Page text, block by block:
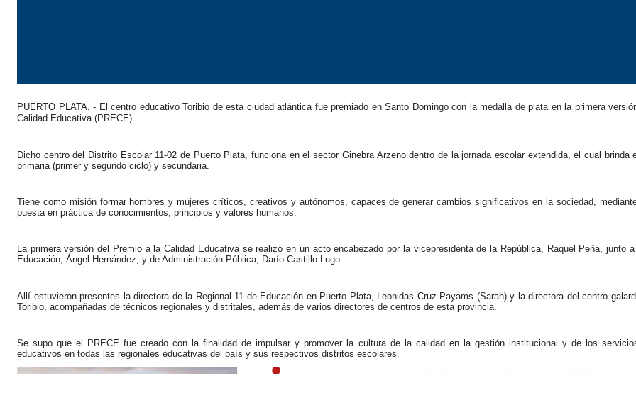
PUERTO PLATA. - El centro educativo Toribio de esta ciudad atlántica fue premiado en Santo Domingo con la medalla de plata en la primera
Calidad Educativa (PRECE).
Dicho centro del Distrito Escolar 11-02 de Puerto Plata, funciona en el sector Ginebra Arzeno dentro de la jornada escolar extendida, el cual brinda
primaria (primer y segundo ciclo) y secundaria.
Tiene como misión formar hombres y mujeres críticos, creativos y autónomos, capaces de generar cambios significativos en la sociedad,
puesta en práctica de conocimientos, principios y valores humanos.
La primera versión del Premio a la Calidad Educativa se realizó en un acto encabezado por la vicepresidenta de la República, Raquel Peña, junto
Educación, Ángel Hernández, y de Administración Pública, Darío Castillo Lugo.
Allí estuvieron presentes la directora de la Regional 11 de Educación en Puerto Plata, Leonidas Cruz Payams (Sarah) y la directora del centro
Toribio, acompañadas de técnicos regionales y distritales, además de varios directores de centros de esta provincia.
Se supo que el PRECE fue creado con la finalidad de impulsar y promover la cultura de la calidad en la gestión institucional y de los
educativos en todas las regionales educativas del país y sus respectivos distritos escolares.